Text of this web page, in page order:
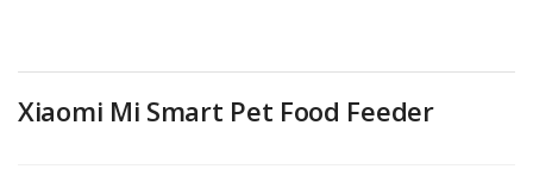
Xiaomi Mi Smart Pet Food Feeder